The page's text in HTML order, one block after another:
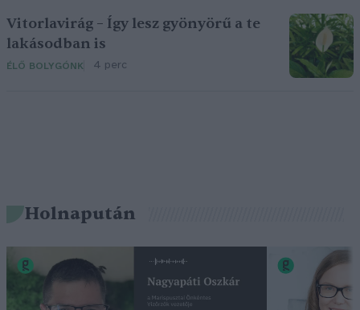
Vitorlavirág – Így lesz gyönyörű a te
lakásodban is
ÉLŐ BOLYGÓNK 4 perc
Holnapután